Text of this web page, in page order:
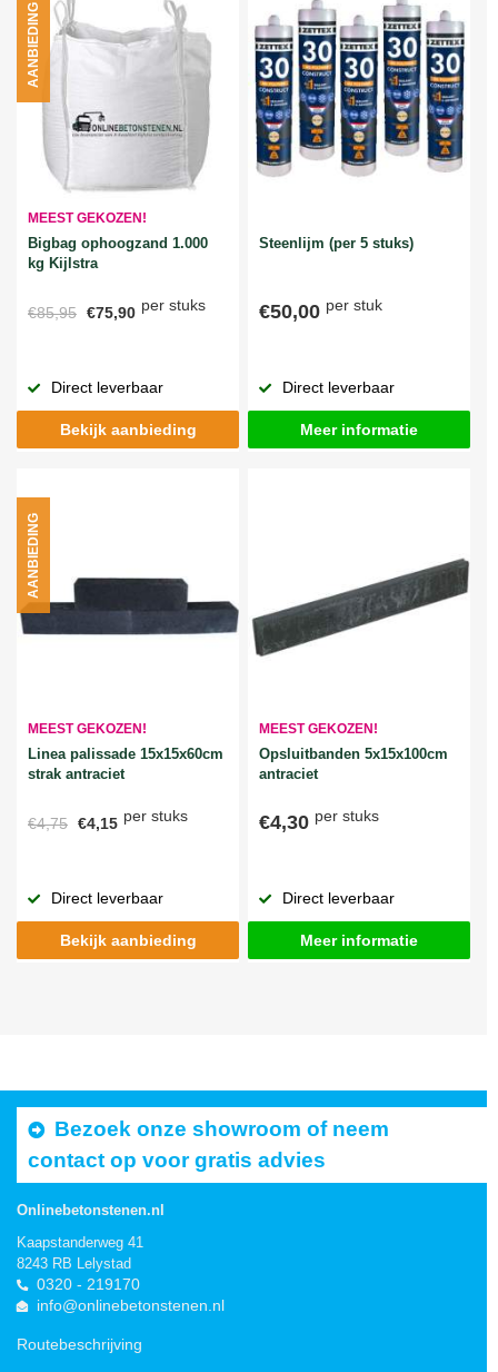
MEEST GEKOZEN!
Bigbag ophoogzand 1.000
kg Kijlstra
€85,95 €75,90 per stuks
AANBIEDING
Direct leverbaar
Bekijk aanbieding
Steenlijm (per 5 stuks)
€50,00 per stuk
Direct leverbaar
Meer informatie
MEEST GEKOZEN!
Linea palissade 15x15x60cm
strak antraciet
€4,75 €4,15 per stuks
AANBIEDING
Direct leverbaar
Bekijk aanbieding
MEEST GEKOZEN!
Opsluitbanden 5x15x100cm
antraciet
€4,30 per stuks
Direct leverbaar
Meer informatie
Bezoek onze showroom of neem
contact op voor gratis advies
Onlinebetonstenen.nl
Kaapstanderweg 41
8243 RB Lelystad
0320 - 219170
info@onlinebetonstenen.nl
Routebeschrijving